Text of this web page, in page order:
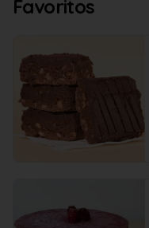
Favoritos